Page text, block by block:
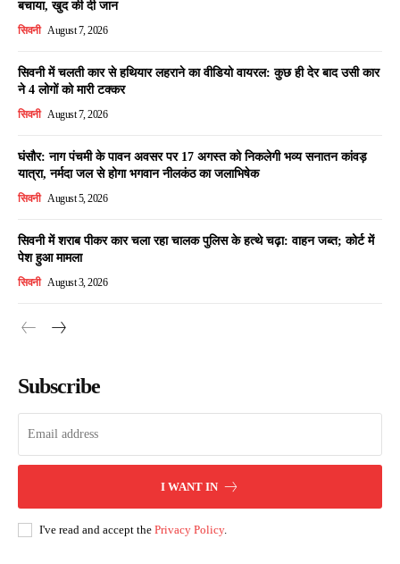
बचाया, खुद की दी जान
सिवनी August 7, 2026
सिवनी में चलती कार से हथियार लहराने का वीडियो वायरल: कुछ ही देर बाद उसी कार
ने 4 लोगों को मारी टक्कर
सिवनी August 7, 2026
घंसौर: नाग पंचमी के पावन अवसर पर 17 अगस्त को निकलेगी भव्य सनातन कांवड़
यात्रा, नर्मदा जल से होगा भगवान नीलकंठ का जलाभिषेक
सिवनी August 5, 2026
सिवनी में शराब पीकर कार चला रहा चालक पुलिस के हत्थे चढ़ा: वाहन जब्त; कोर्ट में
पेश हुआ मामला
सिवनी August 3, 2026
Subscribe
I WANT IN
I've read and accept the Privacy Policy.